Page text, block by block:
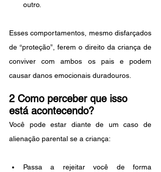
outro.
Esses comportamentos, mesmo disfarçados
de “proteção”, ferem o direito da criança de
conviver com ambos os pais e podem
causar danos emocionais duradouros.
2 Como perceber que isso
está acontecendo?
Você pode estar diante de um caso de
alienação parental se a criança:
Passa a rejeitar você de forma